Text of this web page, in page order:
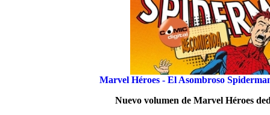
Marvel Héroes - El Asombroso
Nuevo volumen de Marvel Héroes